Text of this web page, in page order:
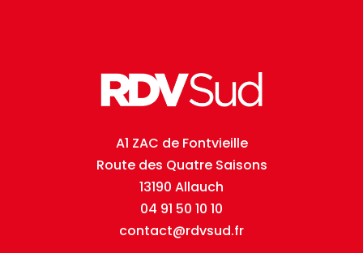
A1 ZAC de Fontvieille
Route des Quatre Saisons
13190 Allauch
04 91 50 10 10
contact@rdvsud.fr